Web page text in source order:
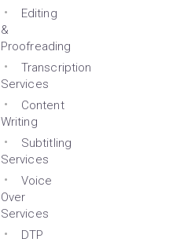
Editing
&
Proofreading
Transcription
Services
Content
Writing
Subtitling
Services
Voice
Over
Services
DTP